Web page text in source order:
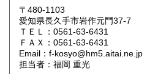
岡山県
山口県 600円
香川県
〒480-1103
愛知県長久手市岩作元門37-7
ＴＥＬ：0561-63-6431
ＦＡＸ：0561-63-6431
Email：f-kosyo@hm5.aitai.ne.jp
担当者：福岡 重光